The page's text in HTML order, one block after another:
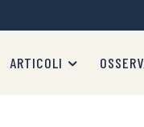
ARTICOLI